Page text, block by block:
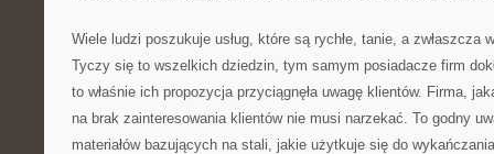
Wiele ludzi poszukuje usług, które są rychłe, tanie, a zwłaszcza
Tyczy się to wszelkich dziedzin, tym samym posiadacze firm
to właśnie ich propozycja przyciągnęła uwagę klientów. Firma,
na brak zainteresowania klientów nie musi narzekać. To godny
materiałów bazujących na stali, jakie użytkuje się do